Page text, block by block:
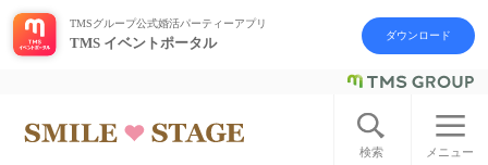
ログイン アカウント登録
TMSグループ公式婚活パーティーアプリ
TMS イベントポータル ダウンロード
検索 メニュー